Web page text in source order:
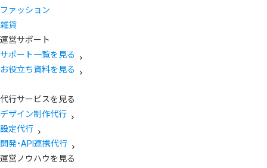
ファッション
雑貨
運営サポート
サポート一覧を見る
お役立ち資料を見る
代行サービスを見る
デザイン制作代行
設定代行
開発・API連携代行
運営ノウハウを見る